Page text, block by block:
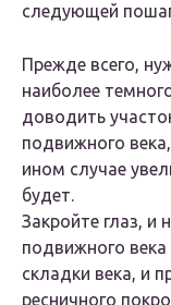
следующей
Прежде всего,
наиболее
доводить
подвижного
ином случае
будет.
Закройте глаз, и
подвижного
складки века, и
ресничного